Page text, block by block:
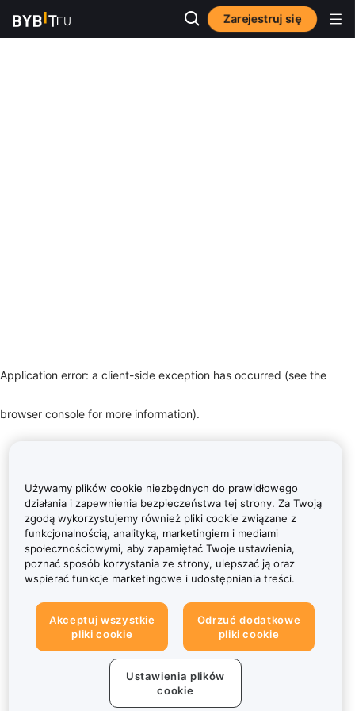
Zarejestruj się
Application error: a client-side exception has occurred (see the
browser console for more information).
Używamy plików cookie niezbędnych do prawidłowego
działania i zapewnienia bezpieczeństwa tej strony. Za Twoją
zgodą wykorzystujemy również pliki cookie związane z
funkcjonalnością, analityką, marketingiem i mediami
społecznościowymi, aby zapamiętać Twoje ustawienia,
poznać sposób korzystania ze strony, ulepszać ją oraz
wspierać funkcje marketingowe i udostępniania treści.
Akceptuj wszystkie
pliki cookie
Odrzuć dodatkowe
pliki cookie
Ustawienia plików
cookie